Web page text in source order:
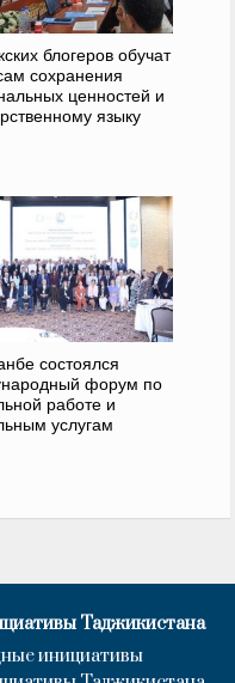
блогеров обучат
сохранения
ценностей и
языку
состоялся
форум по
работе и
услугам
Таджикистана
инициативы